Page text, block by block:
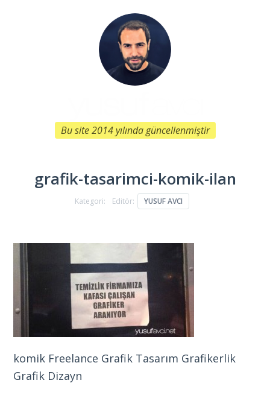
Bu site 2014 yılında güncellenmiştir
grafik-tasarimci-komik-ilan
Kategori: Editör: YUSUF AVCI
komik Freelance Grafik Tasarım Grafikerlik
Grafik Dizayn